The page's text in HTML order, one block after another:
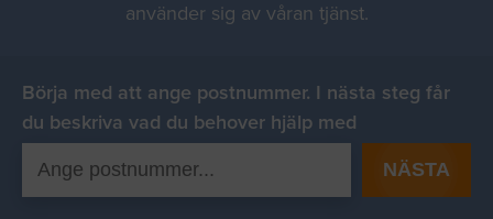
använder sig av våran tjänst.
Börja med att ange postnummer. I nästa steg får
du beskriva vad du behover hjälp med
NÄSTA